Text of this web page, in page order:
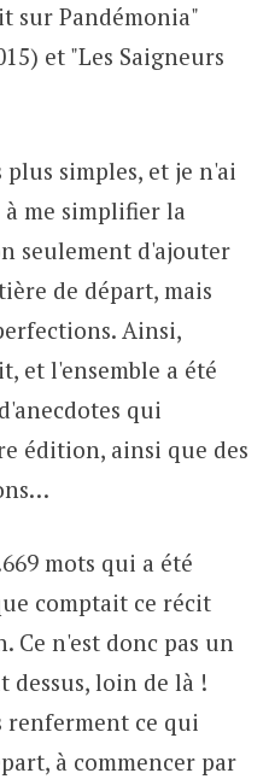
sur Pandémonia"
et "Les Saigneurs
simples, et je n'ai
me simplifier la
seulement d'ajouter
de départ, mais
Ainsi,
et l'ensemble a été
qui
édition, ainsi que des
mots qui a été
comptait ce récit
Ce n'est donc pas un
loin de là !
renferment ce qui
à commencer par